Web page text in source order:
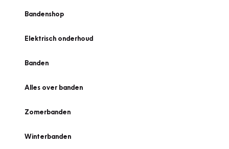
Bandenshop
Elektrisch onderhoud
Banden
Alles over banden
Zomerbanden
Winterbanden